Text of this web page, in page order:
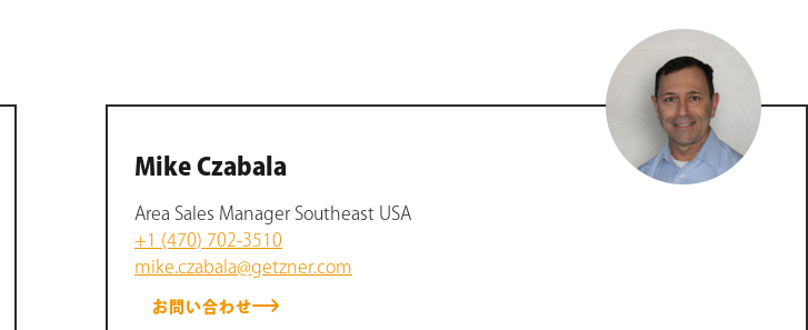
Mike Czabala
Area Sales Manager Southeast USA
+1 (470) 702-3510
mike.czabala@getzner.com
お問い合わせ